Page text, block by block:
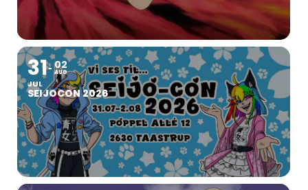
31
JUL
02
AUG
SEIJOCON 2026